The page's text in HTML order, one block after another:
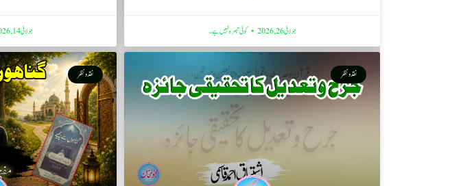
جولائی 26, 2026 کوئی تبصرہ نہیں ہے۔ جولائی 14, 2026
نقد ونظر نقد ونظر